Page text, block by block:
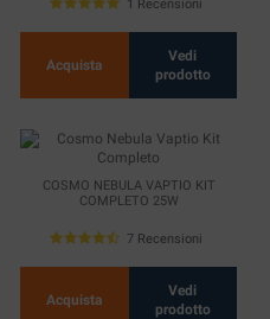
1 Recensioni
Acquista
Vedi
prodotto
COSMO NEBULA VAPTIO KIT
COMPLETO 25W
7 Recensioni
Acquista
Vedi
prodotto